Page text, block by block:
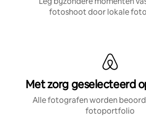
fotoshoot door lokale
Met zorg geselecteerd
Alle fotografen worden
fotoportfolio